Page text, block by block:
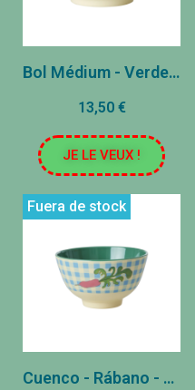
Bol Médium - Verde - Terapia del Amor Cherry Print
13,50 €
JE LE VEUX !
Fuera de stock
Cuenco - Rábano - ∅11.5cm